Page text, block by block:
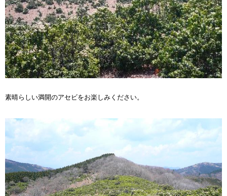
素晴らしい満開のアセビをお楽しみください。